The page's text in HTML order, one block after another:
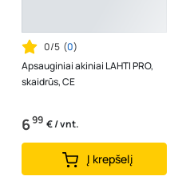
0/5 (0)
Apsauginiai akiniai LAHTI PRO,
skaidrūs, CE
699 € / vnt.
Į krepšelį